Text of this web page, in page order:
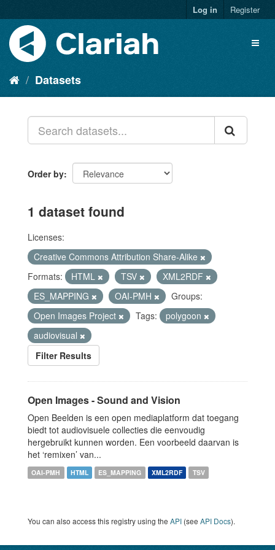
Log in Register
Datasets
Order by
1 dataset found
Licenses:
Creative Commons Attribution Share-Alike
Formats:
HTML TSV
XML2RDF
ES_MAPPING
OAI-PMH
Groups:
Open Images Project
Tags:
polygoon
audiovisual
Filter Results
Open Images - Sound and Vision
Open Beelden is een open mediaplatform dat toegang
biedt tot audiovisuele collecties die eenvoudig
hergebruikt kunnen worden. Een voorbeeld daarvan is
het ‘remixen’ van...
OAI-PMH HTML ES_MAPPING XML2RDF TSV
You can also access this registry using the API (see API Docs).